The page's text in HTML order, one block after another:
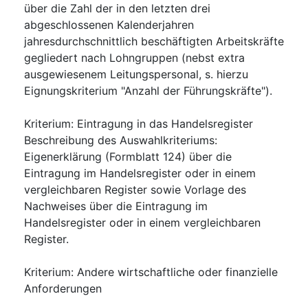
über die Zahl der in den letzten drei
abgeschlossenen Kalenderjahren
jahresdurchschnittlich beschäftigten Arbeitskräfte
gegliedert nach Lohngruppen (nebst extra
ausgewiesenem Leitungspersonal, s. hierzu
Eignungskriterium "Anzahl der Führungskräfte").
Kriterium: Eintragung in das Handelsregister
Beschreibung des Auswahlkriteriums:
Eigenerklärung (Formblatt 124) über die
Eintragung im Handelsregister oder in einem
vergleichbaren Register sowie Vorlage des
Nachweises über die Eintragung im
Handelsregister oder in einem vergleichbaren
Register.
Kriterium: Andere wirtschaftliche oder finanzielle
Anforderungen